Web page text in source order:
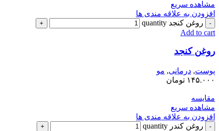
مشاهده سریع
افزودن به علاقه مندی ها
روغن کنجد quantity
Add to cart
روغن کنجد
پوست, درمانی, مو
۱۴۵.۰۰۰ تومان
مقایسه
مشاهده سریع
افزودن به علاقه مندی ها
روغن کندر quantity